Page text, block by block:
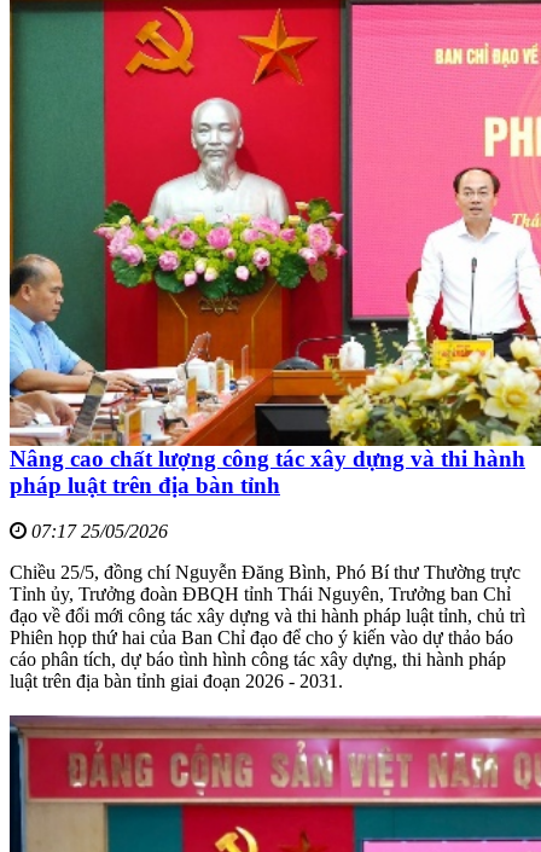
Nâng cao chất lượng công tác xây dựng và thi hành
pháp luật trên địa bàn tỉnh
07:17 25/05/2026
Chiều 25/5, đồng chí Nguyễn Đăng Bình, Phó Bí thư Thường trực
Tỉnh ủy, Trưởng đoàn ĐBQH tỉnh Thái Nguyên, Trưởng ban Chỉ
đạo về đổi mới công tác xây dựng và thi hành pháp luật tỉnh, chủ trì
Phiên họp thứ hai của Ban Chỉ đạo để cho ý kiến vào dự thảo báo
cáo phân tích, dự báo tình hình công tác xây dựng, thi hành pháp
luật trên địa bàn tỉnh giai đoạn 2026 - 2031.